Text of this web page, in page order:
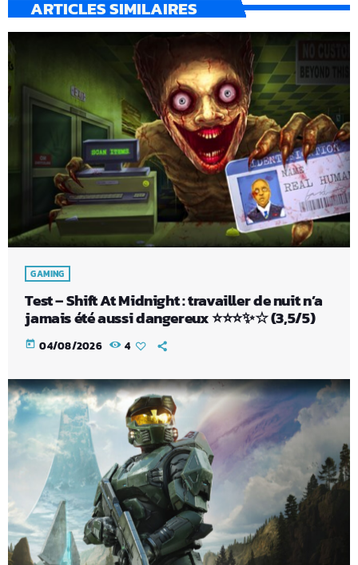
ARTICLES SIMILAIRES
GAMING
Test – Shift At Midnight : travailler de nuit n’a
jamais été aussi dangereux ⭐⭐⭐✨☆ (3,5/5)
today 04/08/2026 4